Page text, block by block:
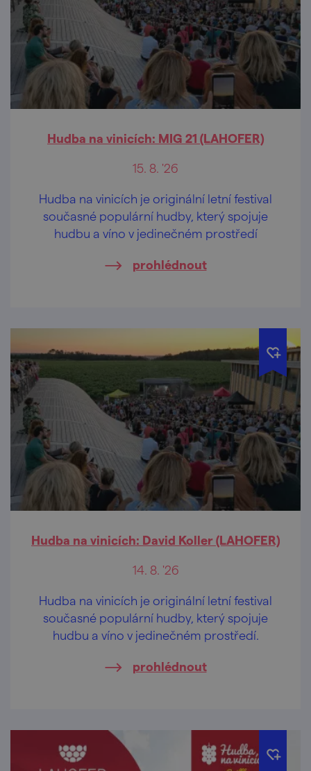
Hudba na vinicích: MIG 21 (LAHOFER)
15. 8. '26
Hudba na vinicích je originální letní festival
současné populární hudby, který spojuje
hudbu a víno v jedinečném prostředí
prohlédnout
Hudba na vinicích: David Koller (LAHOFER)
14. 8. '26
Hudba na vinicích je originální letní festival
současné populární hudby, který spojuje
hudbu a víno v jedinečném prostředí.
prohlédnout